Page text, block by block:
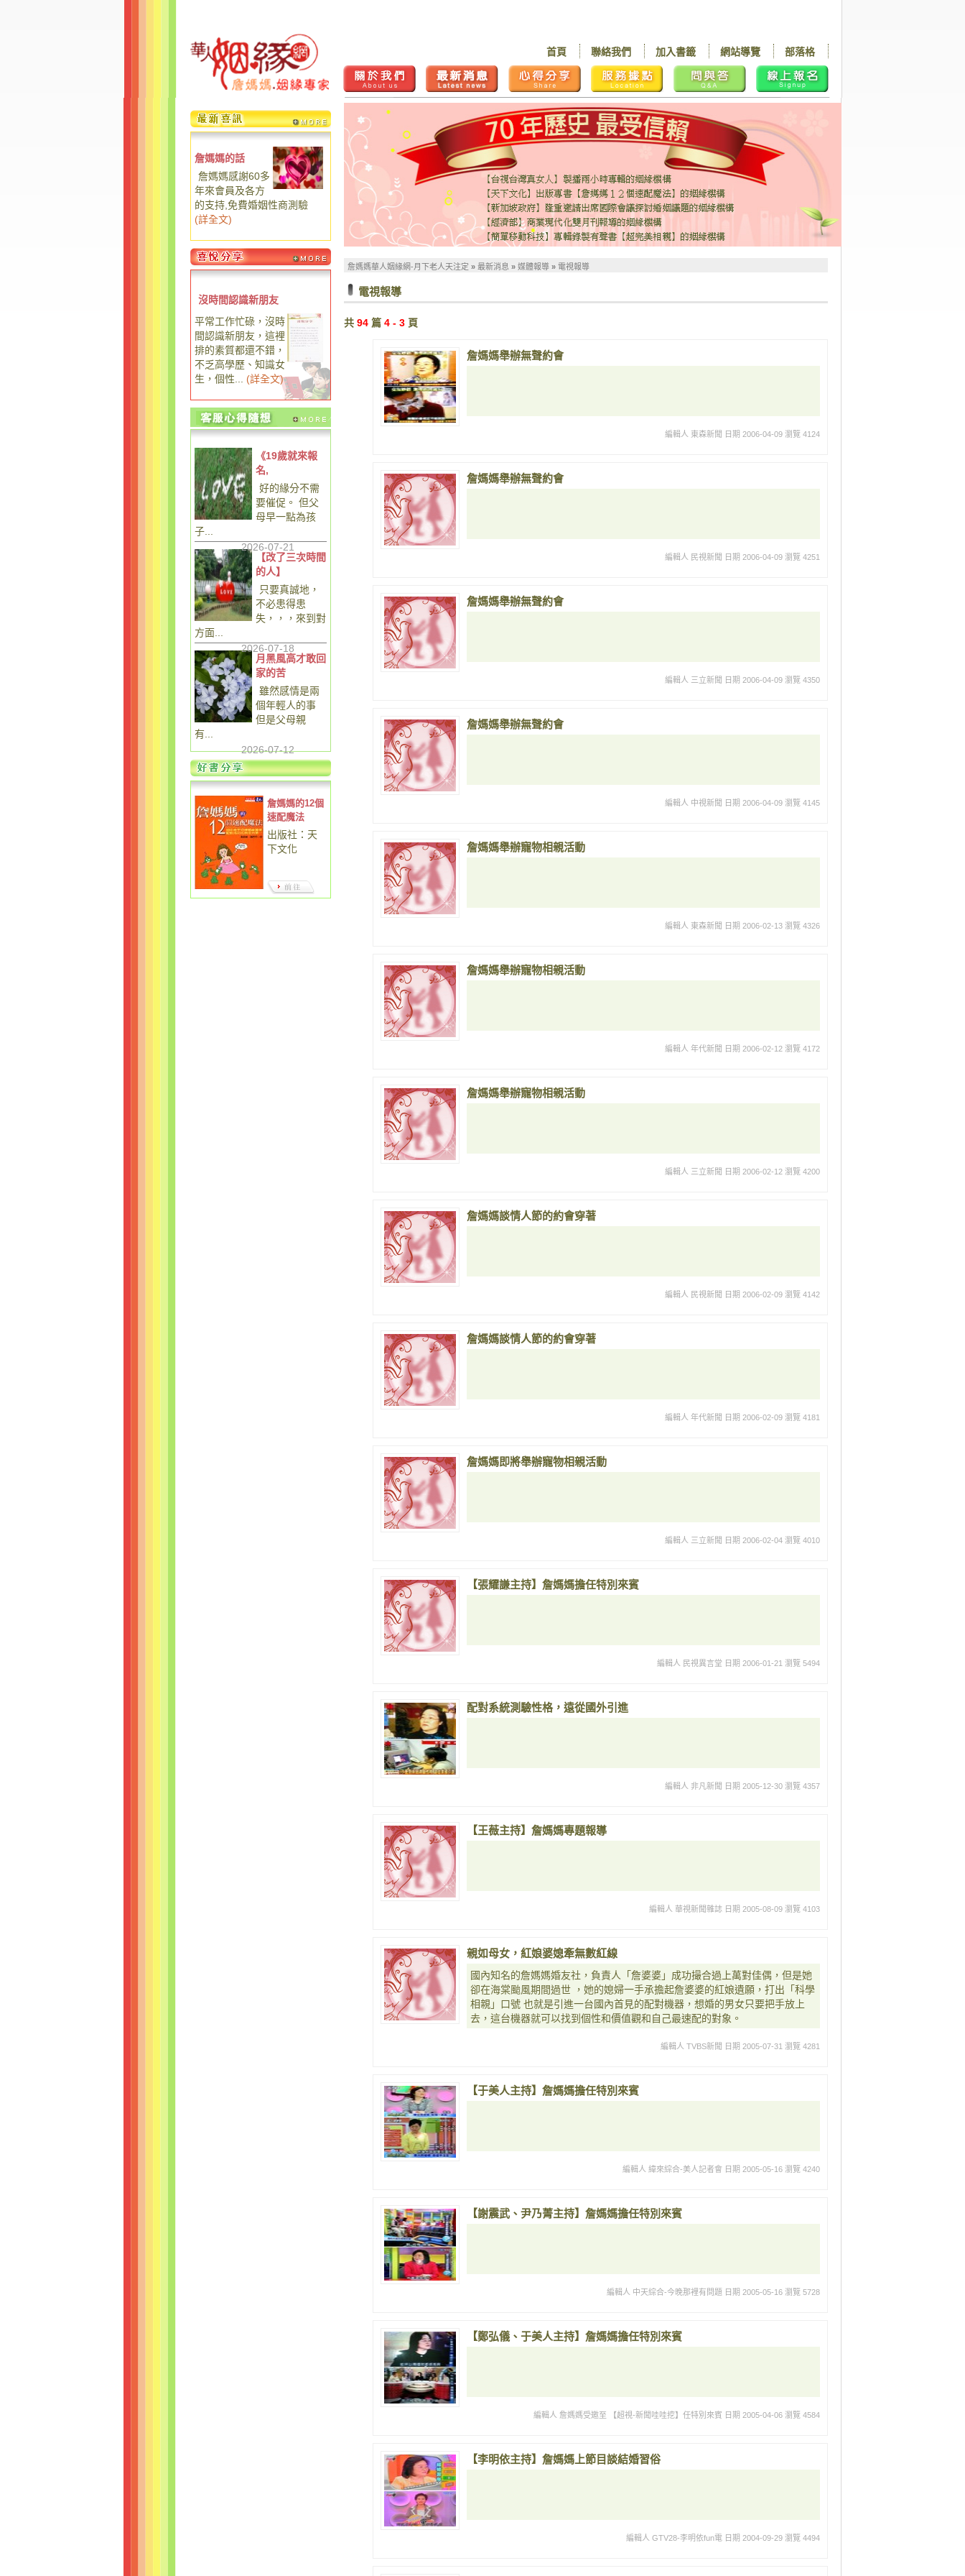
部落格
網站導覽
加入書籤
聯絡我們
首頁
詹媽媽的話
詹媽媽感謝60多
年來會員及各方
的支持,免費婚姻性商測驗
(詳全文)
沒時間認識新朋友
平常工作忙碌，沒時
間認識新朋友，這裡
排的素質都還不錯，
不乏高學歷、知識女
生，個性...
(詳全文)
《19歲就來報
名,
好的緣分不需
要催促。 但父
母早一點為孩
子...
2026-07-21
【改了三次時間
的人】
只要真誠地，
不必患得患
失，，，來到對
方面...
2026-07-18
月黑風高才敢回
家的苦
雖然感情是兩
個年輕人的事
但是父母親
有...
2026-07-12
詹媽媽的12個
速配魔法
出版社：天
下文化
詹媽媽華人姻緣網-月下老人天注定 » 最新消息 » 媒體報導 » 電視報導
電視報導
共 94 篇 4 - 3 頁
詹媽媽舉辦無聲約會
編輯人 東森新聞 日期 2006-04-09 瀏覽 4124
詹媽媽舉辦無聲約會
編輯人 民視新聞 日期 2006-04-09 瀏覽 4251
詹媽媽舉辦無聲約會
編輯人 三立新聞 日期 2006-04-09 瀏覽 4350
詹媽媽舉辦無聲約會
編輯人 中視新聞 日期 2006-04-09 瀏覽 4145
詹媽媽舉辦寵物相親活動
編輯人 東森新聞 日期 2006-02-13 瀏覽 4326
詹媽媽舉辦寵物相親活動
編輯人 年代新聞 日期 2006-02-12 瀏覽 4172
詹媽媽舉辦寵物相親活動
編輯人 三立新聞 日期 2006-02-12 瀏覽 4200
詹媽媽談情人節的約會穿著
編輯人 民視新聞 日期 2006-02-09 瀏覽 4142
詹媽媽談情人節的約會穿著
編輯人 年代新聞 日期 2006-02-09 瀏覽 4181
詹媽媽即將舉辦寵物相親活動
編輯人 三立新聞 日期 2006-02-04 瀏覽 4010
【張耀謙主持】詹媽媽擔任特別來賓
編輯人 民視異言堂 日期 2006-01-21 瀏覽 5494
配對系統測驗性格，遠從國外引進
編輯人 非凡新聞 日期 2005-12-30 瀏覽 4357
【王薇主持】詹媽媽專題報導
編輯人 華視新聞雜誌 日期 2005-08-09 瀏覽 4103
親如母女，紅娘婆媳牽無數紅線
國內知名的詹媽媽婚友社，負責人「詹婆婆」成功撮合過上萬對佳偶，但是她
卻在海棠颱風期間過世 ，她的媳婦一手承擔起詹婆婆的紅娘遺願，打出「科學
相親」口號 也就是引進一台國內首見的配對機器，想婚的男女只要把手放上
去，這台機器就可以找到個性和價值觀和自己最速配的對象。
編輯人 TVBS新聞 日期 2005-07-31 瀏覽 4281
【于美人主持】詹媽媽擔任特別來賓
編輯人 緯來綜合-美人記者會 日期 2005-05-16 瀏覽 4240
【謝震武、尹乃菁主持】詹媽媽擔任特別來賓
編輯人 中天綜合-今晚那裡有問題 日期 2005-05-16 瀏覽 5728
【鄭弘儀、于美人主持】詹媽媽擔任特別來賓
編輯人 詹媽媽受邀至 【超視-新聞哇哇挖】任特別來賓 日期 2005-04-06 瀏覽 4584
【李明依主持】詹媽媽上節目談結婚習俗
編輯人 GTV28-李明依fun電 日期 2004-09-29 瀏覽 4494